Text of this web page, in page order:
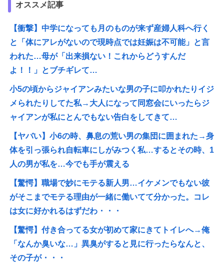
オススメ記事
【衝撃】中学になっても月のものが来ず産婦人科へ行く
と「体にアレがないので現時点では妊娠は不可能」と言
われた…母が「出来損ない！これからどうすんだ
よ！！」とブチギレて…
小5の頃からジャイアンみたいな男の子に叩かれたりイジ
メられたりしてた私→大人になって同窓会にいったらジ
ャイアンが私にとんでもない告白をしてきて…
【ヤバい】小6の時、鼻息の荒い男の集団に囲まれた→身
体を引っ張られ自転車にしがみつく私…するとその時、1
人の男が私を…今でも手が震える
【驚愕】職場で妙にモテる新人男…イケメンでもない彼
がそこまでモテる理由が一緒に働いてて分かった。コレ
は女に好かれるはずだわ・・・
【驚愕】付き合ってる女が初めて家にきてトイレへ→俺
「なんか臭いな…」異臭がすると見に行ったらなんと、
その子が・・・